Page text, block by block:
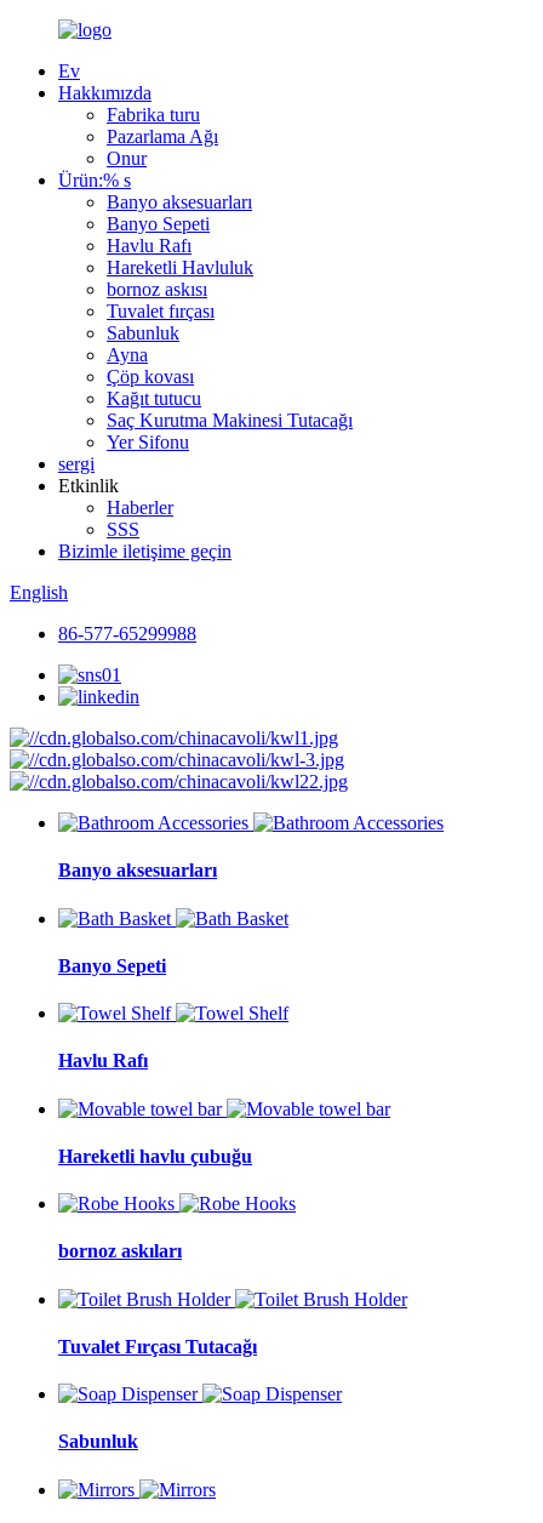
Ev
Hakkımızda
Fabrika turu
Pazarlama Ağı
Onur
Ürün:% s
Banyo aksesuarları
Banyo Sepeti
Havlu Rafı
Hareketli Havluluk
bornoz askısı
Tuvalet fırçası
Sabunluk
Ayna
Çöp kovası
Kağıt tutucu
Saç Kurutma Makinesi Tutacağı
Yer Sifonu
sergi
Etkinlik
Haberler
SSS
Bizimle iletişime geçin
English
86-577-65299988
Banyo aksesuarları
Banyo Sepeti
Havlu Rafı
Hareketli havlu çubuğu
bornoz askıları
Tuvalet Fırçası Tutacağı
Sabunluk